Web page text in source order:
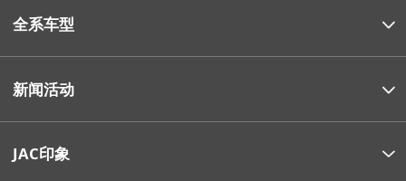
全系车型
新闻活动
JAC印象